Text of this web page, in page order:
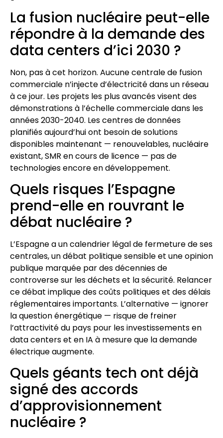
La fusion nucléaire peut-elle
répondre à la demande des
data centers d’ici 2030 ?
Non, pas à cet horizon. Aucune centrale de fusion
commerciale n’injecte d’électricité dans un réseau
à ce jour. Les projets les plus avancés visent des
démonstrations à l’échelle commerciale dans les
années 2030-2040. Les centres de données
planifiés aujourd’hui ont besoin de solutions
disponibles maintenant — renouvelables, nucléaire
existant, SMR en cours de licence — pas de
technologies encore en développement.
Quels risques l’Espagne
prend-elle en rouvrant le
débat nucléaire ?
L’Espagne a un calendrier légal de fermeture de ses
centrales, un débat politique sensible et une opinion
publique marquée par des décennies de
controverse sur les déchets et la sécurité. Relancer
ce débat implique des coûts politiques et des délais
réglementaires importants. L’alternative — ignorer
la question énergétique — risque de freiner
l’attractivité du pays pour les investissements en
data centers et en IA à mesure que la demande
électrique augmente.
Quels géants tech ont déjà
signé des accords
d’approvisionnement
nucléaire ?